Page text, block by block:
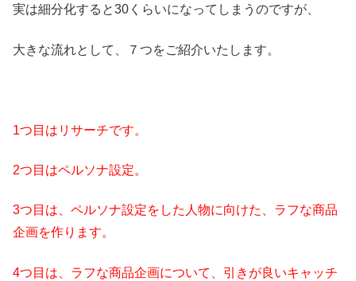
実は細分化すると30くらいになってしまうのですが、
大きな流れとして、７つをご紹介いたします。
1つ目はリサーチです。
2つ目はペルソナ設定。
3つ目は、ペルソナ設定をした人物に向けた、ラフな商品
企画を作ります。
4つ目は、ラフな商品企画について、引きが良いキャッチ